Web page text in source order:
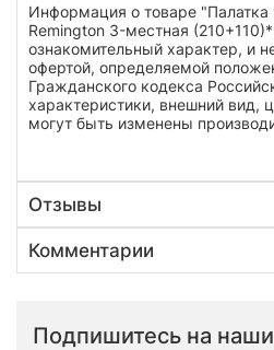
Информация о товаре "Палатка
Remington 3-местная
ознакомительный характер, и
офертой, определяемой
Гражданского кодекса
характеристики, внешний вид,
могут быть изменены
Отзывы
Комментарии
Подпишитесь на